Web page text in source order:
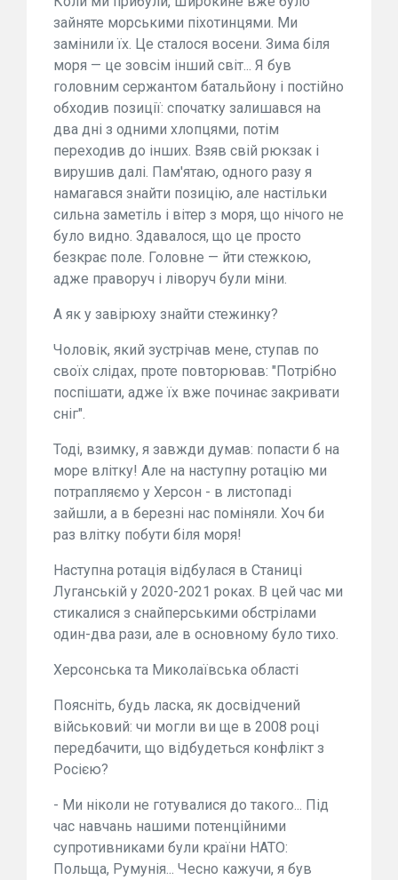
зайняте морськими піхотинцями. Ми
замінили їх. Це сталося восени. Зима біля
моря — це зовсім інший світ... Я був
головним сержантом батальйону і постійно
обходив позиції: спочатку залишався на
два дні з одними хлопцями, потім
переходив до інших. Взяв свій рюкзак і
вирушив далі. Пам'ятаю, одного разу я
намагався знайти позицію, але настільки
сильна заметіль і вітер з моря, що нічого не
було видно. Здавалося, що це просто
безкрає поле. Головне — йти стежкою,
адже праворуч і ліворуч були міни.
А як у завірюху знайти стежинку?
Чоловік, який зустрічав мене, ступав по
своїх слідах, проте повторював: "Потрібно
поспішати, адже їх вже починає закривати
сніг".
Тоді, взимку, я завжди думав: попасти б на
море влітку! Але на наступну ротацію ми
потрапляємо у Херсон - в листопаді
зайшли, а в березні нас поміняли. Хоч би
раз влітку побути біля моря!
Наступна ротація відбулася в Станиці
Луганській у 2020-2021 роках. В цей час ми
стикалися з снайперськими обстрілами
один-два рази, але в основному було тихо.
Херсонська та Миколаївська області
Поясніть, будь ласка, як досвідчений
військовий: чи могли ви ще в 2008 році
передбачити, що відбудеться конфлікт з
Росією?
- Ми ніколи не готувалися до такого... Під
час навчань нашими потенційними
супротивниками були країни НАТО:
Польща, Румунія... Чесно кажучи, я був